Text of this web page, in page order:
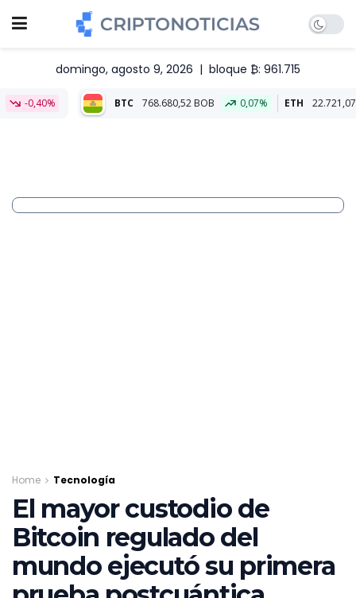
domingo, agosto 9, 2026 | bloque ₿: 961.715
BTC 768.680,52 BOB 0,07% ETH 22.721,07 BOB -0,09%
Home Tecnología
El mayor custodio de
Bitcoin regulado del
mundo ejecutó su primera